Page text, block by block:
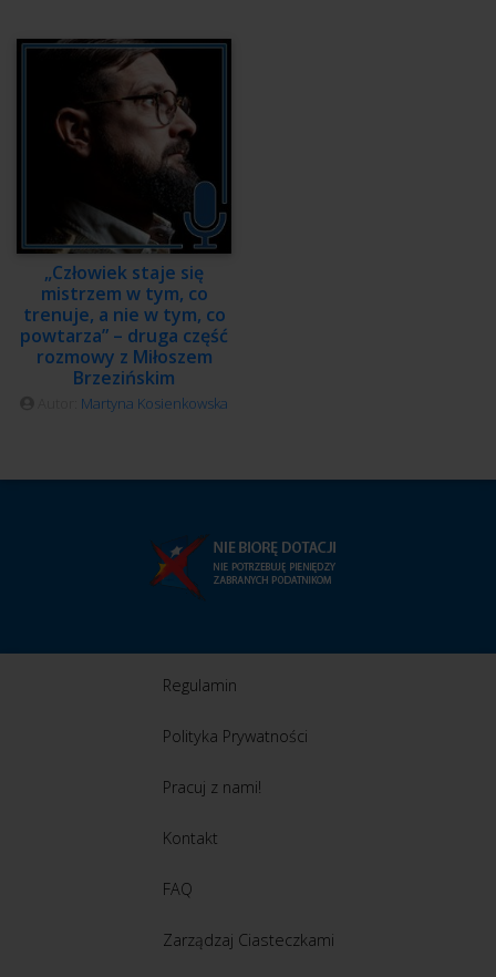
„Człowiek staje się
mistrzem w tym, co
trenuje, a nie w tym, co
powtarza” – druga część
rozmowy z Miłoszem
Brzezińskim
Martyna Kosienkowska
Regulamin
Polityka Prywatności
Pracuj z nami!
Kontakt
FAQ
Zarządzaj Ciasteczkami